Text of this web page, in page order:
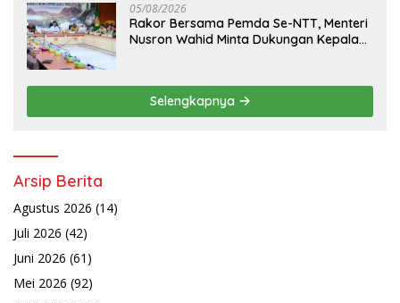
05/08/2026
Rakor Bersama Pemda Se-NTT, Menteri
Nusron Wahid Minta Dukungan Kepala
Selengkapnya
Arsip Berita
Agustus 2026 (14)
Juli 2026 (42)
Juni 2026 (61)
Mei 2026 (92)